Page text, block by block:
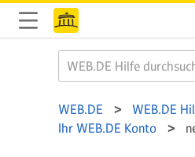
WEB.DE
WEB.DE
Ihr WEB.DE Konto